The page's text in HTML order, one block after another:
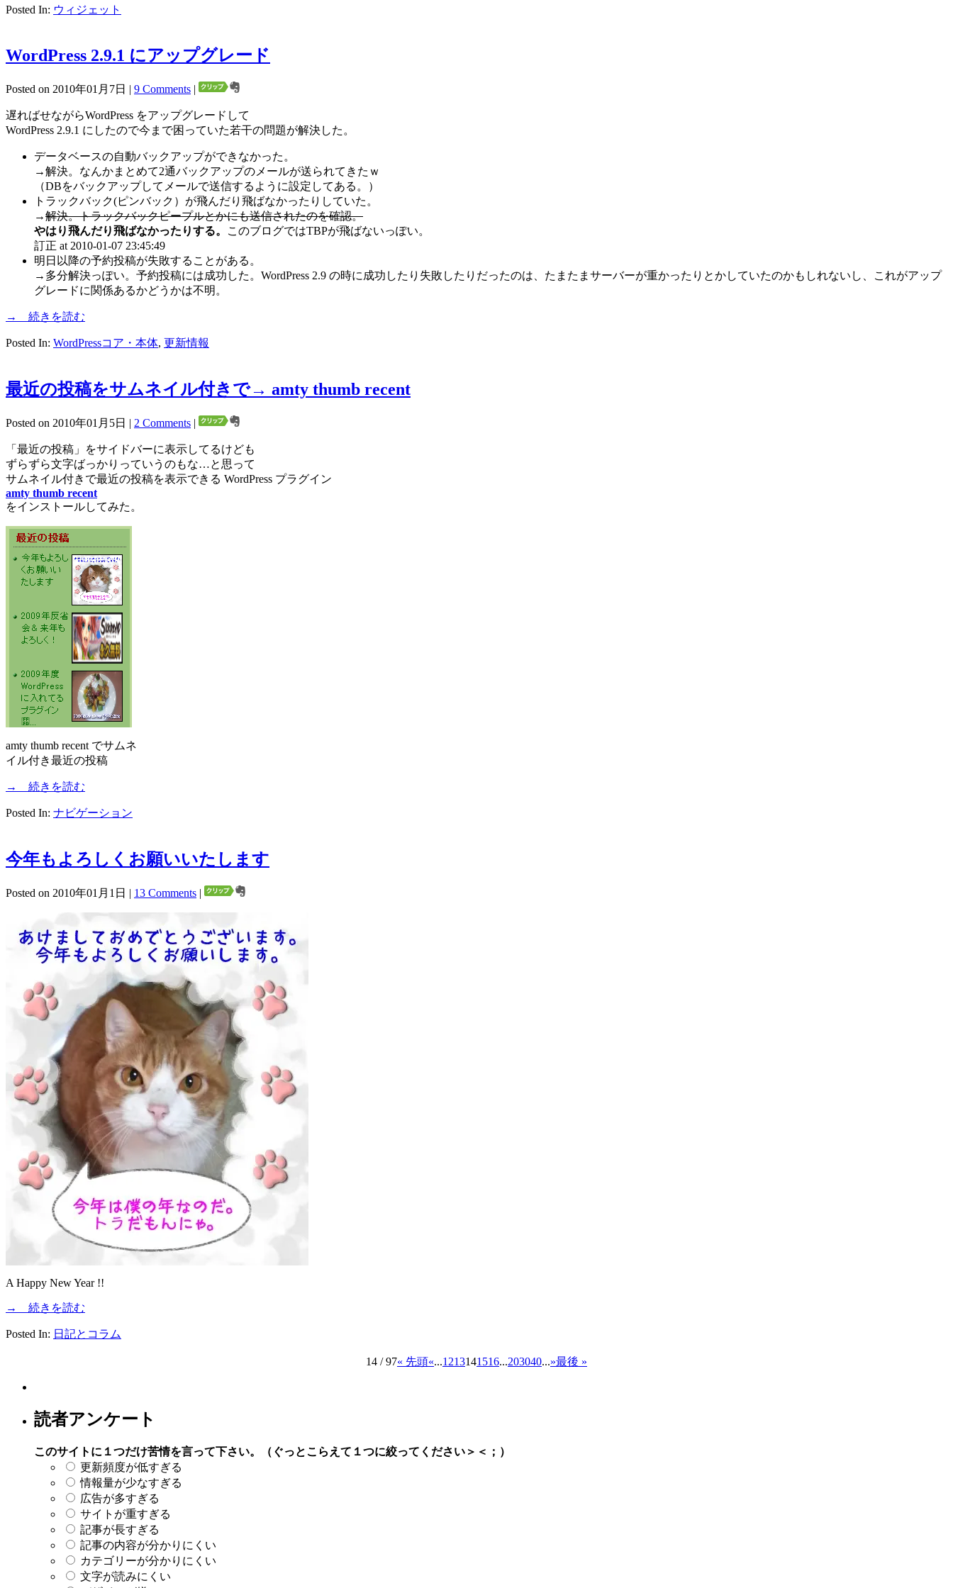
Posted In: ウィジェット
WordPress 2.9.1 にアップグレード
Posted on 2010年01月7日 | 9 Comments |
遅ればせながらWordPress をアップグレードして
WordPress 2.9.1 にしたので今まで困っていた若干の問題が解決した。
データベースの自動バックアップができなかった。
→解決。なんかまとめて2通バックアップのメールが送られてきたｗ
（DBをバックアップしてメールで送信するように設定してある。）
トラックバック(ピンバック）が飛んだり飛ばなかったりしていた。
→解決。トラックバックピープルとかにも送信されたのを確認。
やはり飛んだり飛ばなかったりする。
このブログではTBPが飛ばないっぽい。
訂正 at 2010-01-07 23:45:49
明日以降の予約投稿が失敗することがある。
→多分解決っぽい。予約投稿には成功した。WordPress 2.9 の時に成功したり失敗したりだったのは、たまたまサーバーが重かったりとかしていたのかもしれないし、これがアップ
グレードに関係あるかどうかは不明。
→ 続きを読む
Posted In: WordPressコア・本体, 更新情報
最近の投稿をサムネイル付きで→ amty thumb recent
Posted on 2010年01月5日 | 2 Comments |
「最近の投稿」をサイドバーに表示してるけども
ずらずら文字ばっかりっていうのもな…と思って
サムネイル付きで最近の投稿を表示できる WordPress プラグイン
amty thumb recent
をインストールしてみた。
amty thumb recent でサムネ
イル付き最近の投稿
→ 続きを読む
Posted In: ナビゲーション
今年もよろしくお願いいたします
Posted on 2010年01月1日 | 13 Comments |
A Happy New Year !!
→ 続きを読む
Posted In: 日記とコラム
14 / 97« 先頭«...1213141516...203040...»最後 »
読者アンケート
このサイトに１つだけ苦情を言って下さい。（ぐっとこらえて１つに絞ってください＞＜；）
更新頻度が低すぎる
情報量が少なすぎる
広告が多すぎる
サイトが重すぎる
記事が長すぎる
記事の内容が分かりにくい
カテゴリーが分かりにくい
文字が読みにくい